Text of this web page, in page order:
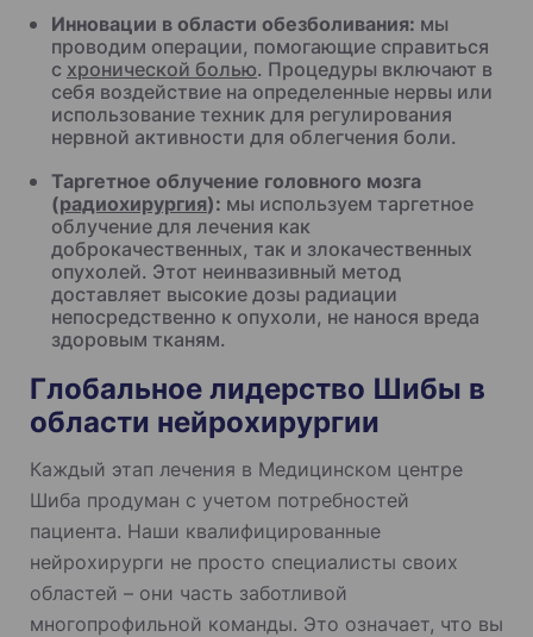
Инновации в области обезболивания: мы
проводим операции, помогающие справиться
с хронической болью. Процедуры включают в
себя воздействие на определенные нервы или
использование техник для регулирования
нервной активности для облегчения боли.
Таргетное облучение головного мозга
(радиохирургия): мы используем таргетное
облучение для лечения как
доброкачественных, так и злокачественных
опухолей. Этот неинвазивный метод
доставляет высокие дозы радиации
непосредственно к опухоли, не нанося вреда
здоровым тканям.
Глобальное лидерство Шибы в
области нейрохирургии
Каждый этап лечения в Медицинском центре
Шиба продуман с учетом потребностей
пациента. Наши квалифицированные
нейрохирурги не просто специалисты своих
областей – они часть заботливой
многопрофильной команды. Это означает, что вы